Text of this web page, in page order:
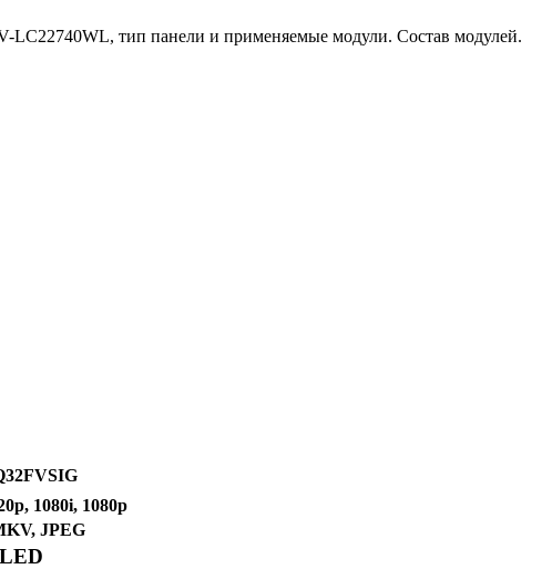
LC22740WL, тип панели и применяемые модули. Состав модулей.
1080i, 1080p
JPEG